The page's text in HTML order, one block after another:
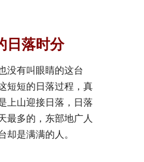
日落时分
没有叫眼睛的这台
短短的日落过程，真
上山迎接日落，日落
最多的，东部地广人
却是满满的人。